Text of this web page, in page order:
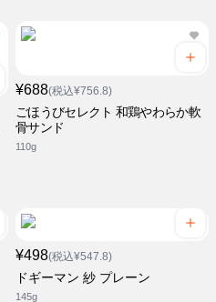
¥688(税込¥756.8)
ごほうびセレクト 和鶏やわらか軟
骨サンド
110g
¥498(税込¥547.8)
ドギーマン 紗 プレーン
145g